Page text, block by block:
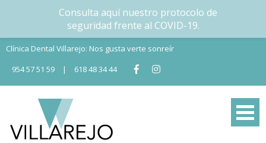
Skip
content
Clínica Dental Villarejo: Nos gusta verte sonreír
954 57 51 59
| 618 48 34 44
Consulta aquí nuestro protocolo de
seguridad frente al COVID-19.